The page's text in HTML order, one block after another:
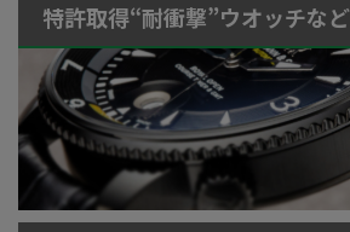
特許取得“耐衝撃”ウオッチなど